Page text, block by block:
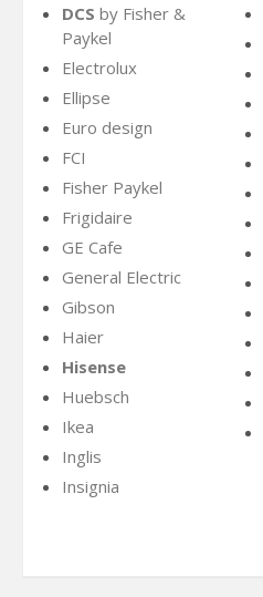
DCS by Fisher &
Paykel
Electrolux
Ellipse
Euro design
FCI
Fisher Paykel
Frigidaire
GE Cafe
General Electric
Gibson
Haier
Hisense
Huebsch
Ikea
Inglis
Insignia